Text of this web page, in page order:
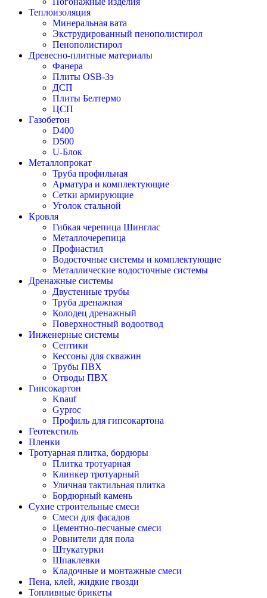
Теплоизоляция
Минеральная вата
Экструдированный пенополистирол
Пенополистирол
Древесно-плитные материалы
Фанера
Плиты OSB-3э
ДСП
Плиты Белтермо
ЦСП
Газобетон
D400
D500
U-Блок
Металлопрокат
Труба профильная
Арматура и комплектующие
Сетки армирующие
Уголок стальной
Кровля
Гибкая черепица Шинглас
Металлочерепица
Профнастил
Водосточные системы и комплектующие
Металлические водосточные системы
Дренажные системы
Двустенные трубы
Труба дренажная
Колодец дренажный
Поверхностный водоотвод
Инженерные системы
Септики
Кессоны для скважин
Трубы ПВХ
Отводы ПВХ
Гипсокартон
Knauf
Gyproc
Профиль для гипсокартона
Геотекстиль
Пленки
Тротуарная плитка, бордюры
Плитка тротуарная
Клинкер тротуарный
Уличная тактильная плитка
Бордюрный камень
Сухие строительные смеси
Смеси для фасадов
Цементно-песчаные смеси
Ровнители для пола
Штукатурки
Шпаклевки
Кладочные и монтажные смеси
Пена, клей, жидкие гвозди
Топливные брикеты